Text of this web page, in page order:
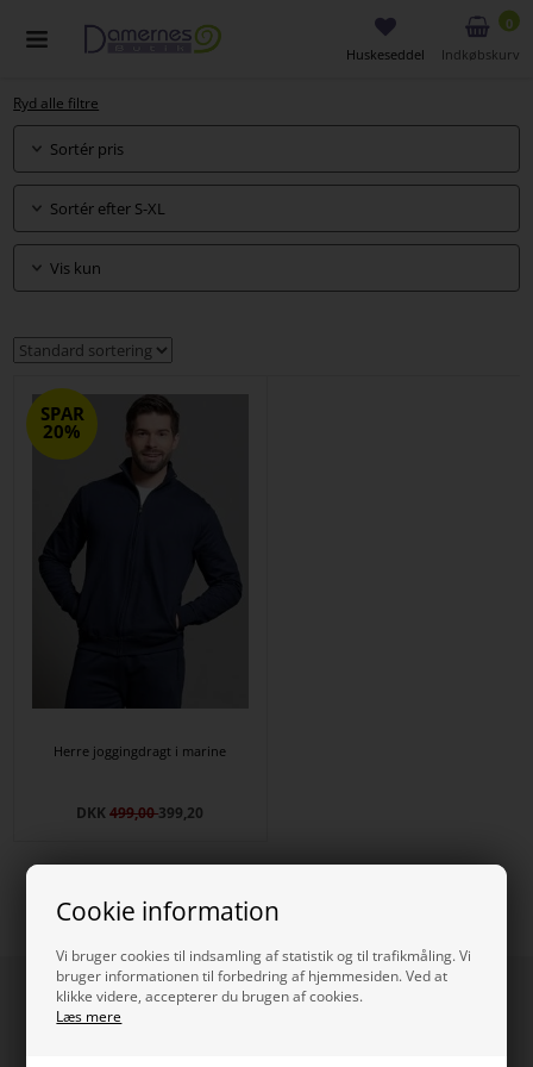
Cookie information
Vi bruger cookies til indsamling af statistik og til trafikmåling. Vi
bruger informationen til forbedring af hjemmesiden. Ved at
klikke videre, accepterer du brugen af cookies.
Læs mere
0
Indkøbskurv
Huskeseddel
Ryd alle filtre
Sortér pris
Sortér efter S-XL
Vis kun
SPAR
20%
Herre joggingdragt i marine
DKK499,00399,20
Information